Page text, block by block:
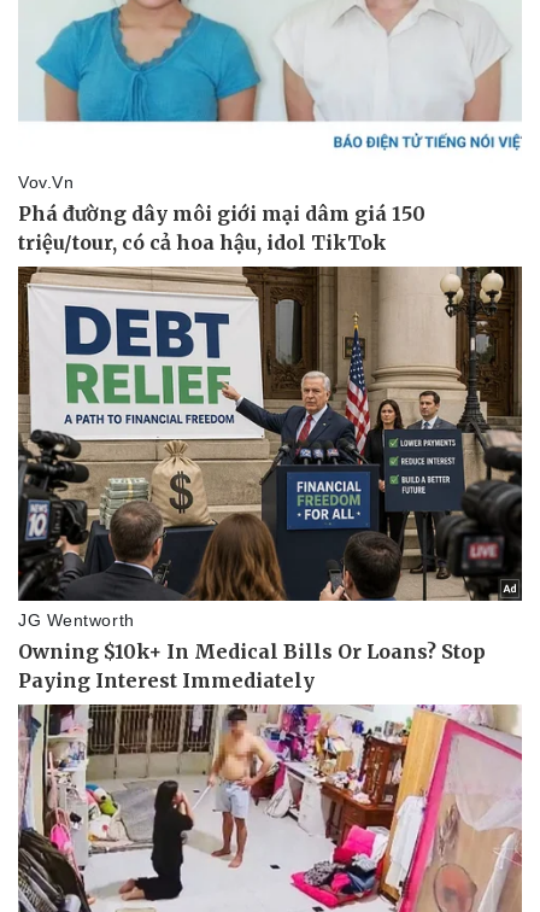
Doanh nghiệp
Thông tin doanh nghiệp
Doanh nghiệp 24h
Doanh nhân
Vì cộng đồng
Công nghệ
Sành điệu
Tin Công nghệ
Trải nghiệm
Chuyển đổi số